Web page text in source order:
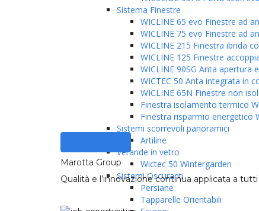
Sistema Finestre
WICLINE 65 evo Finestre ad
WICLINE 75 evo Finestre ad
WICLINE 215 Finestra ibrida
WICLINE 125 Finestre
WICLINE 90SG Anta apertura
WICTEC 50 Anta integrata in
WICLINE 65N Finestre non
Finestra isolamento termico
Finestra risparmio energetico
Sistemi scorrevoli panoramici
Artiline
Verande in vetro
Wictec 50 Wintergarden
Sistemi Oscuranti
Persiane
Tapparelle Orientabili
Marotta Group
Qualità e l’innovazione continua applicata a tutti